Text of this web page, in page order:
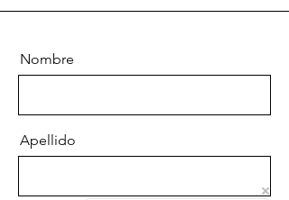
Nombre
Apellido